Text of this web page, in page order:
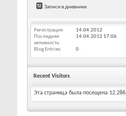
Записи в дневнике
Регистрация
14.04.2012
Последняя
активность
14.04.2012 17:06
Blog Entries 0
Recent Visitors
Эта страница была посещена 12,286